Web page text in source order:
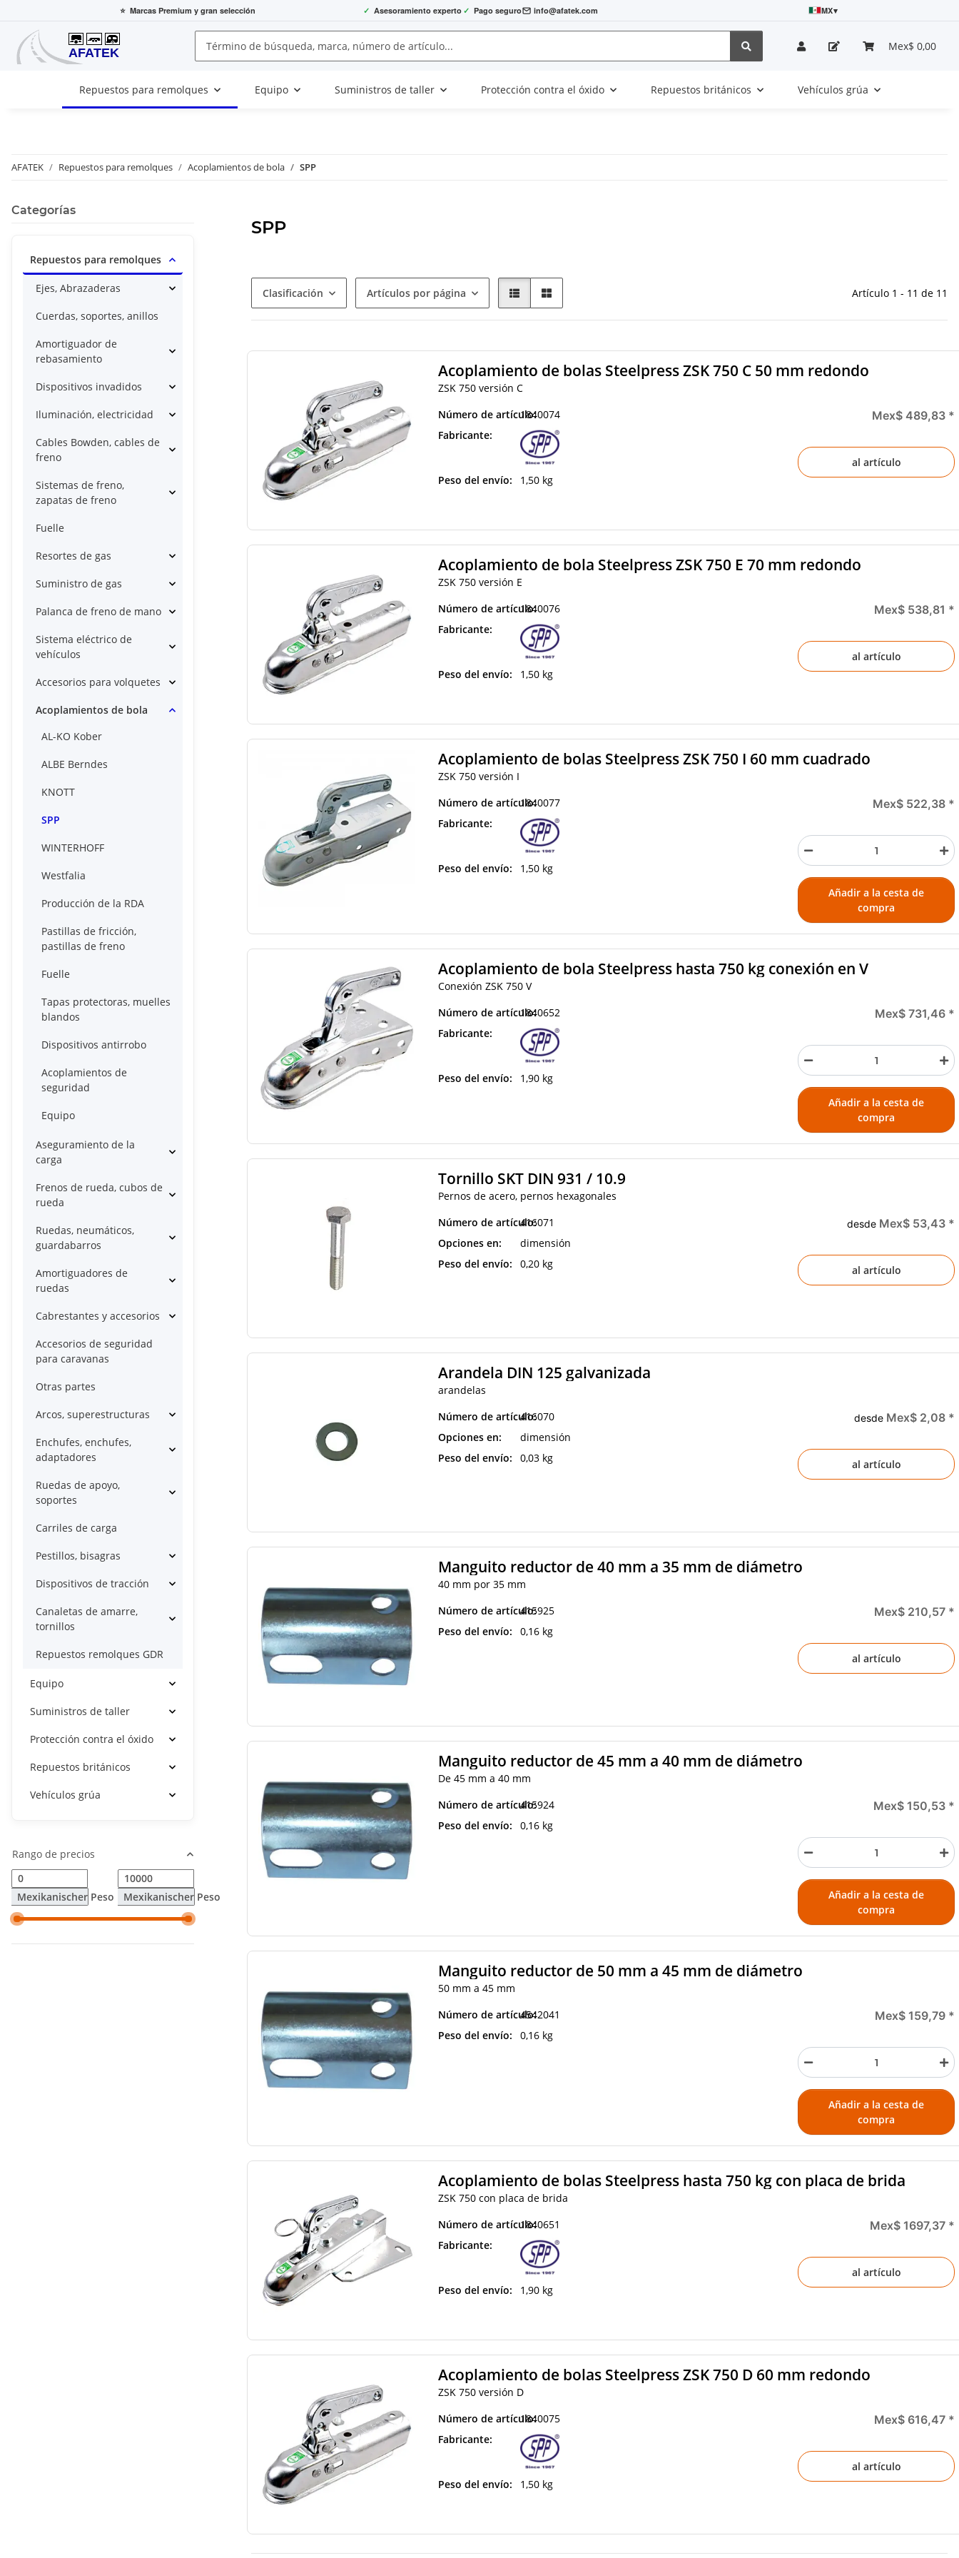
⭐ Marcas Premium y gran selección ✓ Asesoramiento experto ✓ Pago seguro info@afatek.com MX▾
Mex$ 0,00
Repuestos para remolques Equipo Suministros de taller Protección contra el óxido Repuestos británicos Vehículos grúa
AFATEK Repuestos para remolques Acoplamientos de bola SPP
SPP
Clasificación Artículos por página Artículo 1 - 11 de 11
Acoplamiento de bolas Steelpress ZSK 750 C 50 mm redondo
ZSK 750 versión C
Número de artículo:1840074
Fabricante:
Peso del envío: 1,50 kg
Mex$ 489,83 *
al artículo
Acoplamiento de bola Steelpress ZSK 750 E 70 mm redondo
ZSK 750 versión E
Número de artículo:1840076
Fabricante:
Peso del envío: 1,50 kg
Mex$ 538,81 *
al artículo
Acoplamiento de bolas Steelpress ZSK 750 I 60 mm cuadrado
ZSK 750 versión I
Número de artículo:1840077
Fabricante:
Peso del envío: 1,50 kg
Mex$ 522,38 *
Añadir a la cesta de
compra
Acoplamiento de bola Steelpress hasta 750 kg conexión en V
Conexión ZSK 750 V
Número de artículo:1840652
Fabricante:
Peso del envío: 1,90 kg
Mex$ 731,46 *
Añadir a la cesta de
compra
Tornillo SKT DIN 931 / 10.9
Pernos de acero, pernos hexagonales
Número de artículo:416071
Opciones en:
dimensión
Peso del envío:
0,20 kg
desde Mex$ 53,43 *
al artículo
Arandela DIN 125 galvanizada
arandelas
Número de artículo:416070
Opciones en:
dimensión
Peso del envío:
0,03 kg
desde Mex$ 2,08 *
al artículo
Manguito reductor de 40 mm a 35 mm de diámetro
40 mm por 35 mm
Número de artículo:415925
Peso del envío:
0,16 kg
Mex$ 210,57 *
al artículo
Manguito reductor de 45 mm a 40 mm de diámetro
De 45 mm a 40 mm
Número de artículo:415924
Peso del envío:
0,16 kg
Mex$ 150,53 *
Añadir a la cesta de
compra
Manguito reductor de 50 mm a 45 mm de diámetro
50 mm a 45 mm
Número de artículo:4542041
Peso del envío:
0,16 kg
Mex$ 159,79 *
Añadir a la cesta de
compra
Acoplamiento de bolas Steelpress hasta 750 kg con placa de brida
ZSK 750 con placa de brida
Número de artículo:1840651
Fabricante:
Peso del envío: 1,90 kg
Mex$ 1697,37 *
al artículo
Acoplamiento de bolas Steelpress ZSK 750 D 60 mm redondo
ZSK 750 versión D
Número de artículo:1840075
Fabricante:
Peso del envío: 1,50 kg
Mex$ 616,47 *
al artículo
Categorías
Repuestos para remolques
Ejes, Abrazaderas
Cuerdas, soportes, anillos
Amortiguador de
rebasamiento
Dispositivos invadidos
Iluminación, electricidad
Cables Bowden, cables de
freno
Sistemas de freno,
zapatas de freno
Fuelle
Resortes de gas
Suministro de gas
Palanca de freno de mano
Sistema eléctrico de
vehículos
Accesorios para volquetes
Acoplamientos de bola
AL-KO Kober
ALBE Berndes
KNOTT
SPP
WINTERHOFF
Westfalia
Producción de la RDA
Pastillas de fricción,
pastillas de freno
Fuelle
Tapas protectoras, muelles
blandos
Dispositivos antirrobo
Acoplamientos de
seguridad
Equipo
Aseguramiento de la
carga
Frenos de rueda, cubos de
rueda
Ruedas, neumáticos,
guardabarros
Amortiguadores de
ruedas
Cabrestantes y accesorios
Accesorios de seguridad
para caravanas
Otras partes
Arcos, superestructuras
Enchufes, enchufes,
adaptadores
Ruedas de apoyo,
soportes
Carriles de carga
Pestillos, bisagras
Dispositivos de tracción
Canaletas de amarre,
tornillos
Repuestos remolques GDR
Equipo
Suministros de taller
Protección contra el óxido
Repuestos británicos
Vehículos grúa
Rango de precios
Mexikanischer Peso Mexikanischer Peso